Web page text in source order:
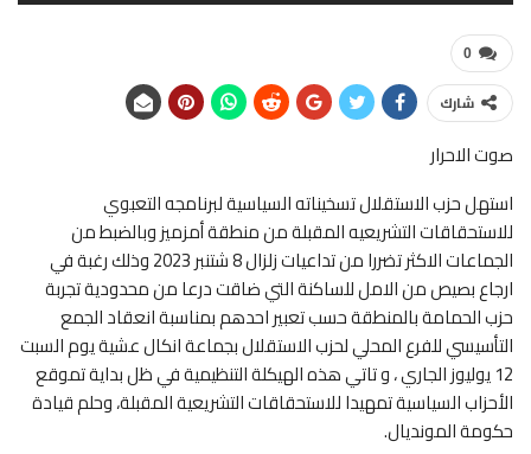
0
شارك
صوت الاحرار
استهل حزب الاستقلال تسخيناته السياسية لبرنامجه التعبوي
للاستحقاقات التشريعيه المقبلة من منطقة أمزميز وبالضبط من
الجماعات الاكثر تضررا من تداعيات زلزال 8 شتنبر 2023 وذلك رغبة في
ارجاع بصيص من الامل للساكنة التي ضاقت درعا من محدودية تجربة
حزب الحمامة بالمنطقة حسب تعبير احدهم بمناسبة انعقاد الجمع
التأسيسي للفرع المحلي لحزب الاستقلال بجماعة انكال عشية يوم السبت
12 يوليوز الجاري ، و تاتي هذه الهيكلة التنظيمية في ظل بداية تموقع
الأحزاب السياسية تمهيدا للاستحقاقات التشريعية المقبلة، وحلم قيادة
حكومة المونديال.